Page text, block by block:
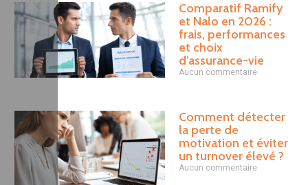
Comparatif Ramify
et Nalo en 2026 :
frais, performances
et choix
d’assurance-vie
Aucun commentaire
Comment détecter
la perte de
motivation et éviter
un turnover élevé ?
Aucun commentaire